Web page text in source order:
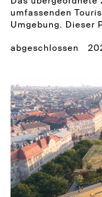
umfassenden
Umgebung. Dieser
abgeschlossen